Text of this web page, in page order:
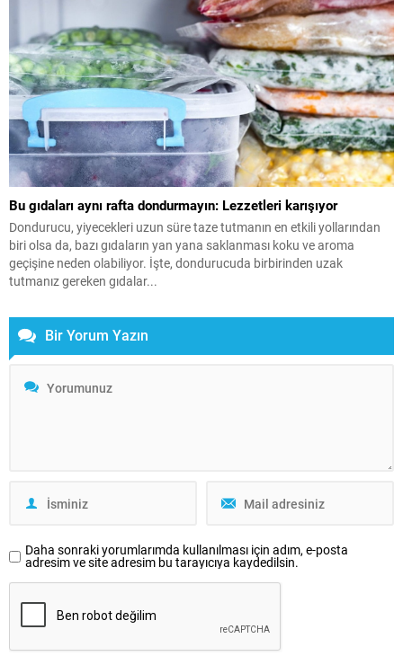
Bu gıdaları aynı rafta dondurmayın: Lezzetleri karışıyor
Dondurucu, yiyecekleri uzun süre taze tutmanın en etkili yollarından
biri olsa da, bazı gıdaların yan yana saklanması koku ve aroma
geçişine neden olabiliyor. İşte, dondurucuda birbirinden uzak
tutmanız gereken gıdalar...
Bir Yorum Yazın
Daha sonraki yorumlarımda kullanılması için adım, e-posta
adresim ve site adresim bu tarayıcıya kaydedilsin.